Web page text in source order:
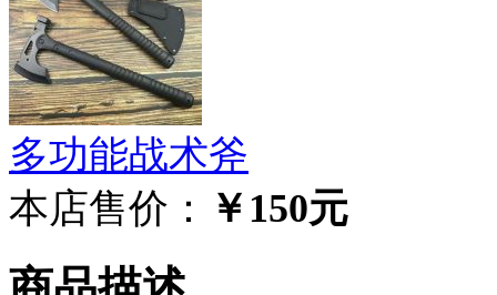
多功能战术斧
本店售价： ￥150元